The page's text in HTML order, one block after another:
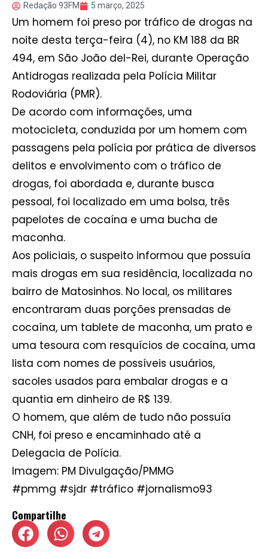
Redação 93FM 5 março, 2025
Um homem foi preso por tráfico de drogas na
noite desta terça-feira (4), no KM 188 da BR
494, em São João del-Rei, durante Operação
Antidrogas realizada pela Polícia Militar
Rodoviária (PMR).
De acordo com informações, uma
motocicleta, conduzida por um homem com
passagens pela polícia por prática de diversos
delitos e envolvimento com o tráfico de
drogas, foi abordada e, durante busca
pessoal, foi localizado em uma bolsa, três
papelotes de cocaína e uma bucha de
maconha.
Aos policiais, o suspeito informou que possuía
mais drogas em sua residência, localizada no
bairro de Matosinhos. No local, os militares
encontraram duas porções prensadas de
cocaína, um tablete de maconha, um prato e
uma tesoura com resquícios de cocaína, uma
lista com nomes de possíveis usuários,
sacoles usados para embalar drogas e a
quantia em dinheiro de R$ 139.
O homem, que além de tudo não possuía
CNH, foi preso e encaminhado até a
Delegacia de Polícia.
Imagem: PM Divulgação/PMMG
#pmmg #sjdr #tráfico #jornalismo93
Compartilhe